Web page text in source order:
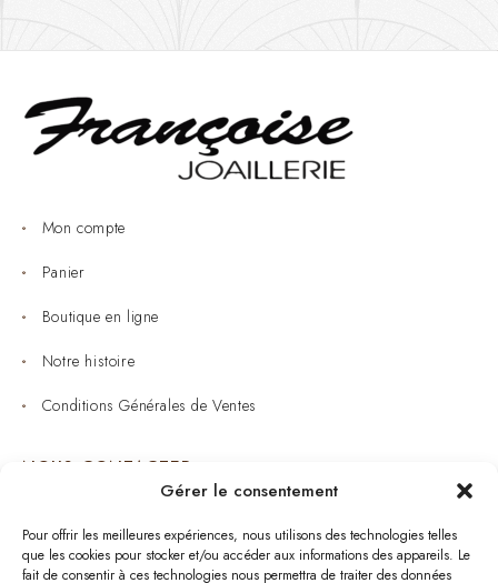
Gérer le consentement
Pour offrir les meilleures expériences, nous utilisons des technologies telles
que les cookies pour stocker et/ou accéder aux informations des appareils. Le
fait de consentir à ces technologies nous permettra de traiter des données
Mon compte
Panier
Boutique en ligne
Notre histoire
Conditions Générales de Ventes
NOUS CONTACTER
Bijouterie : 05 53 53 64 11